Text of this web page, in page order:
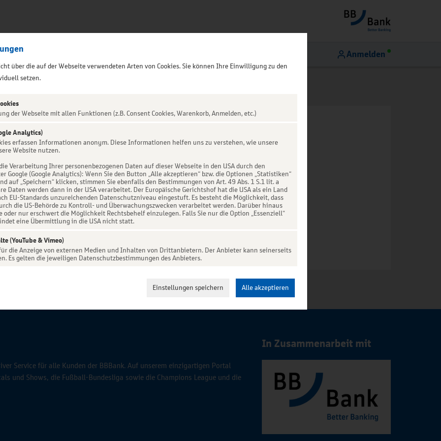
Anmelden
NICHT GEFUNDEN
Service für alle Kunden der BBBank. Auf unserem einzigartigen Portal
und Shows, die Fußball-Bundesliga sowie die Champions League und die
In Zusammenarbeit mit
über die auf der Webseite verwendeten Arten von Cookies. Sie können Ihre Einwilligung zu den
setzen.
der Webseite mit allen Funktionen (z.B. Consent Cookies, Warenkorb, Anmelden, etc.)
Analytics)
erfassen Informationen anonym. Diese Informationen helfen uns zu verstehen, wie unsere
Website nutzen.
Verarbeitung Ihrer personenbezogenen Daten auf dieser Webseite in den USA durch den
Google (Google Analytics): Wenn Sie den Button „Alle akzeptieren“ bzw. die Optionen „Statistiken“
auf „Speichern“ klicken, stimmen Sie ebenfalls den Bestimmungen von Art. 49 Abs. 1 S.1 lit. a
Daten werden dann in der USA verarbeitet. Der Europäische Gerichtshof hat die USA als ein Land
EU-Standards unzureichenden Datenschutzniveau eingestuft. Es besteht die Möglichkeit, dass
die US-Behörde zu Kontroll- und Überwachungszwecken verarbeitet werden. Darüber hinaus
oder nur erschwert die Möglichkeit Rechtsbehelf einzulegen. Falls Sie nur die Option „Essenziell“
eine Übermittlung in die USA nicht statt.
(YouTube & Vimeo)
die Anzeige von externen Medien und Inhalten von Drittanbietern. Der Anbieter kann seinerseits
Es gelten die jeweiligen Datenschutzbestimmungen des Anbieters.
Einstellungen speichern Alle akzeptieren